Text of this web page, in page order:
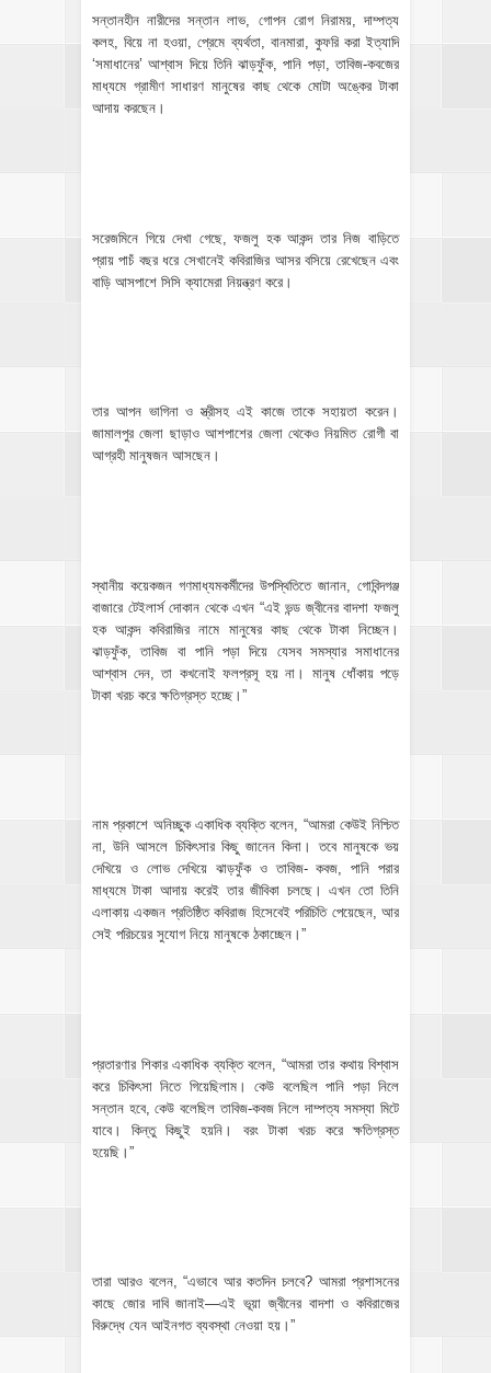
সন্তানহীন নারীদের সন্তান লাভ, গোপন রোগ নিরাময়, দাম্পত্য
কলহ, বিয়ে না হওয়া, প্রেমে ব্যর্থতা, বানমারা, কুফরি করা ইত্যাদি
‘সমাধানের’ আশ্বাস দিয়ে তিনি ঝাড়ফুঁক, পানি পড়া, তাবিজ-কবজের
মাধ্যমে গ্রামীণ সাধারণ মানুষের কাছ থেকে মোটা অঙ্কের টাকা
আদায় করছেন।
সরেজমিনে গিয়ে দেখা গেছে, ফজলু হক আকন্দ তার নিজ বাড়িতে
প্রায় পাচঁ বছর ধরে সেখানেই কবিরাজির আসর বসিয়ে রেখেছেন এবং
বাড়ি আসপাশে সিসি ক্যামেরা নিয়ন্ত্রণ করে।
তার আপন ভাগিনা ও স্ত্রীসহ এই কাজে তাকে সহায়তা করেন।
জামালপুর জেলা ছাড়াও আশপাশের জেলা থেকেও নিয়মিত রোগী বা
আগ্রহী মানুষজন আসছেন।
স্থানীয় কয়েকজন গণমাধ্যমকর্মীদের উপস্থিতিতে জানান, গোবিন্দগঞ্জ
বাজারে টেইলার্স দোকান থেকে এখন “এই ভন্ড জ্বীনের বাদশা ফজলু
হক আকন্দ কবিরাজির নামে মানুষের কাছ থেকে টাকা নিচ্ছেন।
ঝাড়ফুঁক, তাবিজ বা পানি পড়া দিয়ে যেসব সমস্যার সমাধানের
আশ্বাস দেন, তা কখনোই ফলপ্রসূ হয় না। মানুষ ধোঁকায় পড়ে
টাকা খরচ করে ক্ষতিগ্রস্ত হচ্ছে।”
নাম প্রকাশে অনিচ্ছুক একাধিক ব্যক্তি বলেন, “আমরা কেউই নিশ্চিত
না, উনি আসলে চিকিৎসার কিছু জানেন কিনা। তবে মানুষকে ভয়
দেখিয়ে ও লোভ দেখিয়ে ঝাড়ফুঁক ও তাবিজ- কবজ, পানি পরার
মাধ্যমে টাকা আদায় করেই তার জীবিকা চলছে। এখন তো তিনি
এলাকায় একজন প্রতিষ্ঠিত কবিরাজ হিসেবেই পরিচিতি পেয়েছেন, আর
সেই পরিচয়ের সুযোগ নিয়ে মানুষকে ঠকাচ্ছেন।”
প্রতারণার শিকার একাধিক ব্যক্তি বলেন, “আমরা তার কথায় বিশ্বাস
করে চিকিৎসা নিতে গিয়েছিলাম। কেউ বলেছিল পানি পড়া নিলে
সন্তান হবে, কেউ বলেছিল তাবিজ-কবজ নিলে দাম্পত্য সমস্যা মিটে
যাবে। কিন্তু কিছুই হয়নি। বরং টাকা খরচ করে ক্ষতিগ্রস্ত
হয়েছি।”
তারা আরও বলেন, “এভাবে আর কতদিন চলবে? আমরা প্রশাসনের
কাছে জোর দাবি জানাই—এই ভূয়া জ্বীনের বাদশা ও কবিরাজের
বিরুদ্ধে যেন আইনগত ব্যবস্থা নেওয়া হয়।”